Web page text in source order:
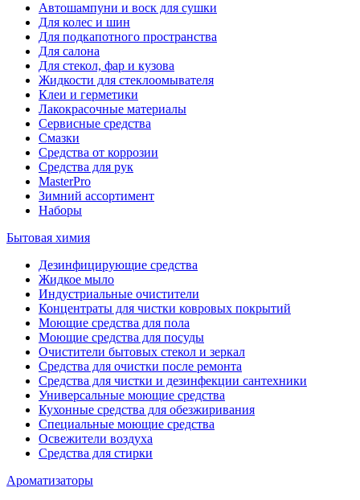
Автошампуни и воск для сушки
Для колес и шин
Для подкапотного пространства
Для салона
Для стекол, фар и кузова
Жидкости для стеклоомывателя
Клеи и герметики
Лакокрасочные материалы
Сервисные средства
Смазки
Средства от коррозии
Средства для рук
MasterPro
Зимний ассортимент
Наборы
Бытовая химия
Дезинфицирующие средства
Жидкое мыло
Индустриальные очистители
Концентраты для чистки ковровых покрытий
Моющие средства для пола
Моющие средства для посуды
Очистители бытовых стекол и зеркал
Средства для очистки после ремонта
Средства для чистки и дезинфекции сантехники
Универсальные моющие средства
Кухонные средства для обезжиривания
Специальные моющие средства
Освежители воздуха
Средства для стирки
Ароматизаторы